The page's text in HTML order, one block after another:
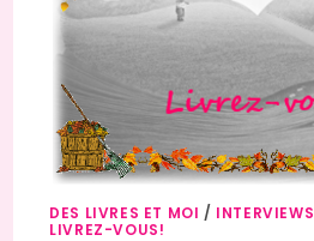
DES LIVRES ET MOI / INTERVIEWS
LIVREZ-VOUS!